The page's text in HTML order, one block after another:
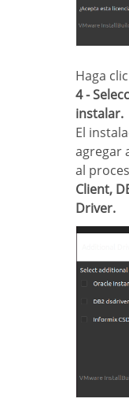
Haga
4 - Seleccione los controladores para
instalar.
El instalador le preguntará si desea
agregar
al
Client,
Driver.